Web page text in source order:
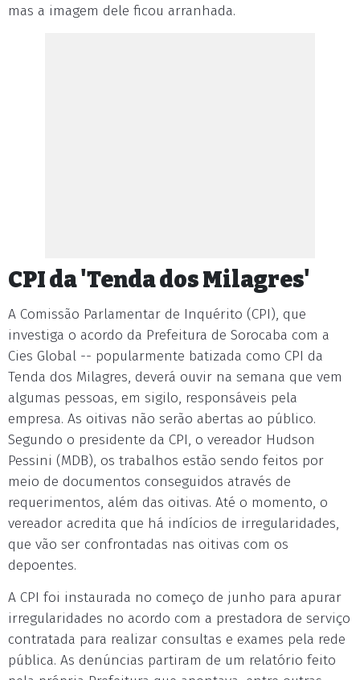
mas a imagem dele ficou arranhada.
CPI da 'Tenda dos Milagres'
A Comissão Parlamentar de Inquérito (CPI), que
investiga o acordo da Prefeitura de Sorocaba com a
Cies Global -- popularmente batizada como CPI da
Tenda dos Milagres, deverá ouvir na semana que vem
algumas pessoas, em sigilo, responsáveis pela
empresa. As oitivas não serão abertas ao público.
Segundo o presidente da CPI, o vereador Hudson
Pessini (MDB), os trabalhos estão sendo feitos por
meio de documentos conseguidos através de
requerimentos, além das oitivas. Até o momento, o
vereador acredita que há indícios de irregularidades,
que vão ser confrontadas nas oitivas com os
depoentes.
A CPI foi instaurada no começo de junho para apurar
irregularidades no acordo com a prestadora de serviço
contratada para realizar consultas e exames pela rede
pública. As denúncias partiram de um relatório feito